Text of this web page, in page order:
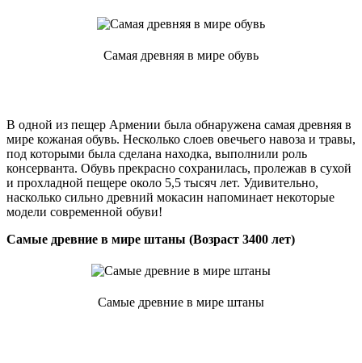
Самая древняя в мире обувь
В одной из пещер Армении была обнаружена самая древняя в
мире кожаная обувь. Несколько слоев овечьего навоза и травы,
под которыми была сделана находка, выполнили роль
консерванта. Обувь прекрасно сохранилась, пролежав в сухой
и прохладной пещере около 5,5 тысяч лет. Удивительно,
насколько сильно древний мокасин напоминает некоторые
модели современной обуви!
Самые древние в мире штаны (Возраст 3400 лет)
Самые древние в мире штаны